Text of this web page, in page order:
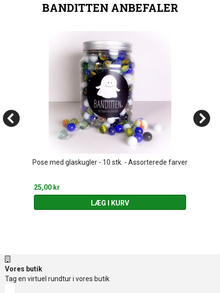
BANDITTEN ANBEFALER
Pose med glaskugler - 10 stk. - Assorterede farver
25,00 kr
LÆG I KURV
Vores butik
Tag en virtuel rundtur i vores butik